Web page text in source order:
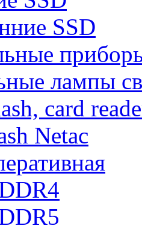
SSD
лампы
card
Netac